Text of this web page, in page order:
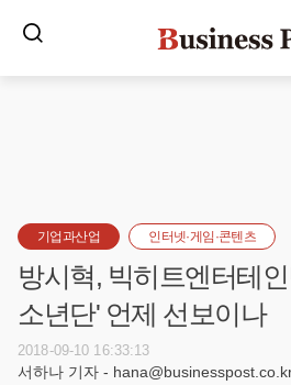
기업과산업 인터넷·게임·콘텐츠
방시혁, 빅히트엔터테
소년단' 언제 선보이나
2018-09-10 16:33:13
서하나 기자 -